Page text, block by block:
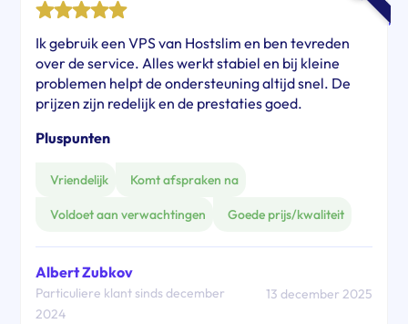
Ik gebruik een VPS van Hostslim en ben tevreden
over de service. Alles werkt stabiel en bij kleine
problemen helpt de ondersteuning altijd snel. De
prijzen zijn redelijk en de prestaties goed.
Pluspunten
Vriendelijk Komt afspraken na
Voldoet aan verwachtingen Goede prijs/kwaliteit
Albert Zubkov
Particuliere klant sinds december
2024
13 december 2025